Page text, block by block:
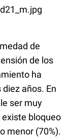
de
de los
ha
años. En
ser muy
existe bloqueo
menor (70%).